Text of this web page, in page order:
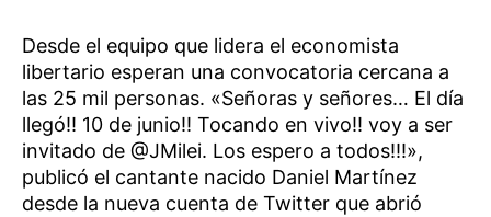
Desde el equipo que lidera el economista
libertario esperan una convocatoria cercana a
las 25 mil personas. «Señoras y señores… El día
llegó!! 10 de junio!! Tocando en vivo!! voy a ser
invitado de @JMilei. Los espero a todos!!!»,
publicó el cantante nacido Daniel Martínez
desde la nueva cuenta de Twitter que abrió